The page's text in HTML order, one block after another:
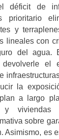
déficit de
prioritario
y
lineales con
del agua.
el
la
a largo
y viviendas
sobre
Asimismo, es